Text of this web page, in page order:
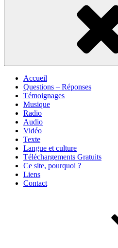
Accueil
Questions – Réponses
Témoignages
Musique
Radio
Audio
Vidéo
Texte
Langue et culture
Téléchargements Gratuits
Ce site, pourquoi ?
Liens
Contact